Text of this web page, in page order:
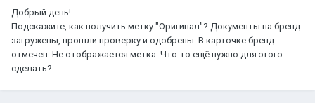
Добрый день!
Подскажите, как получить метку "Оригинал"? Документы на бренд
загружены, прошли проверку и одобрены. В карточке бренд
отмечен. Не отображается метка. Что-то ещё нужно для этого
сделать?